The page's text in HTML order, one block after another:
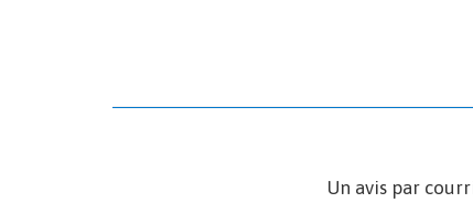
Un avis par